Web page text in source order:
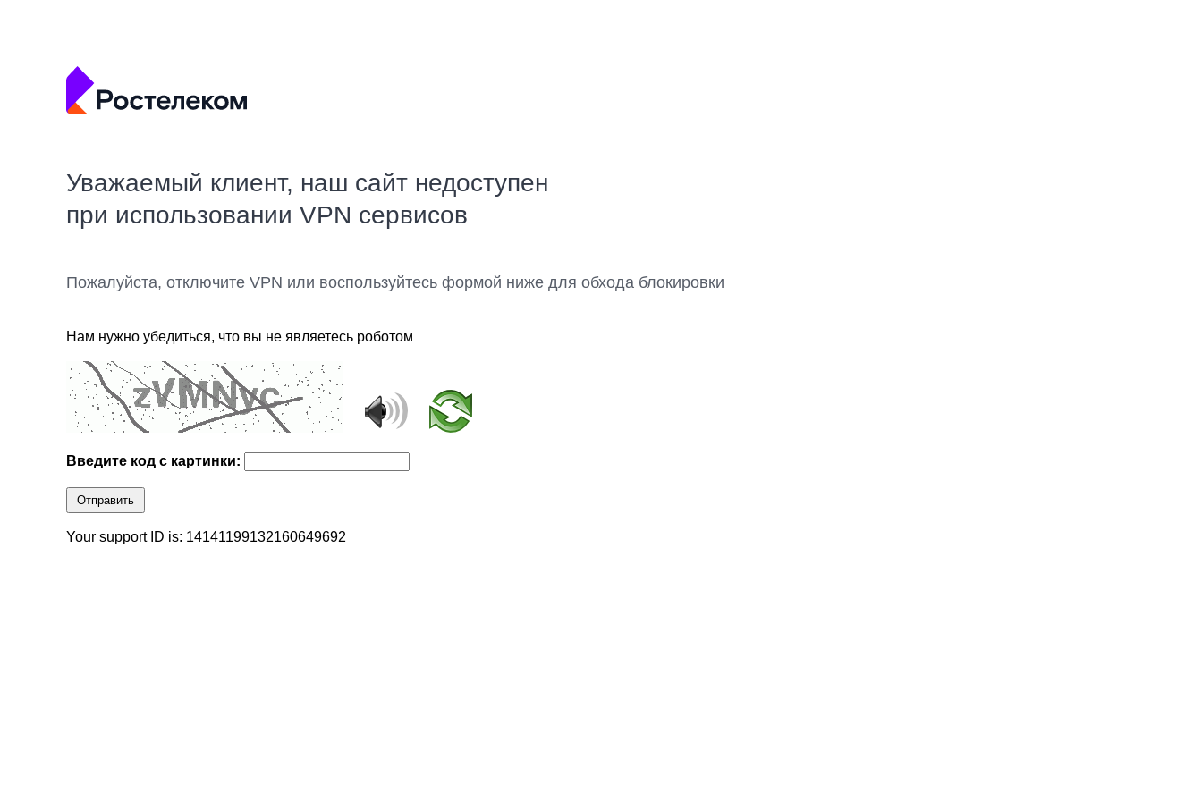
Уважаемый клиент, наш сайт недоступен
при использовании VPN сервисов
Пожалуйста, отключите VPN или воспользуйтесь формой ниже для обхода блокировки
Нам нужно убедиться, что вы не являетесь роботом
Введите код с картинки:
Отправить
Your support ID is: 14141199132160649692